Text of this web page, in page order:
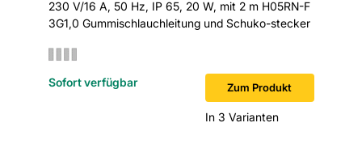
230 V/16 A, 50 Hz, IP 65, 20 W, mit 2 m H05RN-F
3G1,0 Gummischlauchleitung und Schuko-stecker
Zum Produkt
In 3 Varianten
Sofort verfügbar